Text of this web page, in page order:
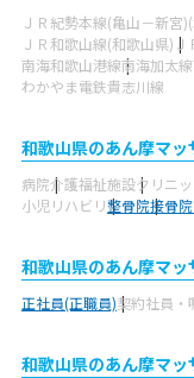
ＪＲ紀勢本線(亀山－新宮
ＪＲ和歌山線(和歌山県)
南海和歌山港線南海加太線
わかやま電鉄貴志川線
和歌山県のあん摩マ
病院介護福祉施設クリニ
小児リハビリ整骨院接骨院
和歌山県のあん摩マ
正社員(正職員)契約社員・
和歌山県のあん摩マ